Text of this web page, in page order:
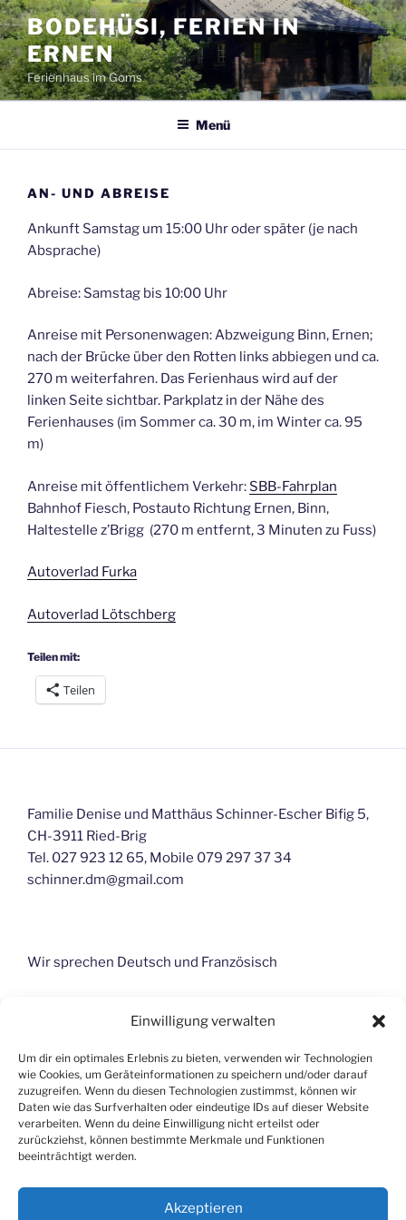
Einwilligung verwalten
Um dir ein optimales Erlebnis zu bieten, verwenden wir Technologien
wie Cookies, um Geräteinformationen zu speichern und/oder darauf
zuzugreifen. Wenn du diesen Technologien zustimmst, können wir
Daten wie das Surfverhalten oder eindeutige IDs auf dieser Website
verarbeiten. Wenn du deine Einwilligung nicht erteilst oder
zurückziehst, können bestimmte Merkmale und Funktionen
beeinträchtigt werden.
Akzeptieren
Zum
Inhalt
springen
BODEHÜSI, FERIEN IN
ERNEN
Ferienhaus im Goms
Menü
AN- UND ABREISE
Ankunft Samstag um 15:00 Uhr oder später (je nach
Absprache)
Abreise: Samstag bis 10:00 Uhr
Anreise mit Personenwagen: Abzweigung Binn, Ernen;
nach der Brücke über den Rotten links abbiegen und ca.
270 m weiterfahren. Das Ferienhaus wird auf der
linken Seite sichtbar. Parkplatz in der Nähe des
Ferienhauses (im Sommer ca. 30 m, im Winter ca. 95
m)
Anreise mit öffentlichem Verkehr: SBB-Fahrplan
Bahnhof Fiesch, Postauto Richtung Ernen, Binn,
Haltestelle z’Brigg (270 m entfernt, 3 Minuten zu Fuss)
Autoverlad Furka
Autoverlad Lötschberg
Teilen mit:
Teilen
Familie Denise und Matthäus Schinner-Escher Bifig 5,
CH-3911 Ried-Brig
Tel. 027 923 12 65, Mobile 079 297 37 34
schinner.dm@gmail.com
Wir sprechen Deutsch und Französisch